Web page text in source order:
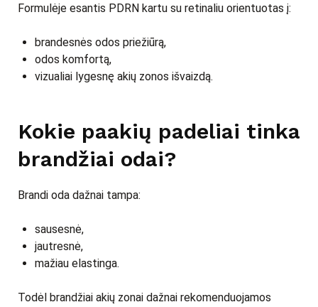
Formulėje esantis PDRN kartu su retinaliu orientuotas į:
brandesnės odos priežiūrą,
odos komfortą,
vizualiai lygesnę akių zonos išvaizdą.
Kokie paakių padeliai tinka
brandžiai odai?
Brandi oda dažnai tampa:
sausesnė,
jautresnė,
mažiau elastinga.
Todėl brandžiai akių zonai dažnai rekomenduojamos